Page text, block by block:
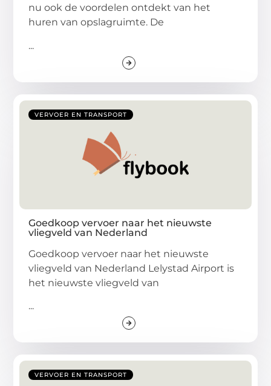
nu ook de voordelen ontdekt van het
huren van opslagruimte. De
...
VERVOER EN TRANSPORT
Goedkoop vervoer naar het nieuwste
vliegveld van Nederland
Goedkoop vervoer naar het nieuwste
vliegveld van Nederland Lelystad Airport is
het nieuwste vliegveld van
...
VERVOER EN TRANSPORT